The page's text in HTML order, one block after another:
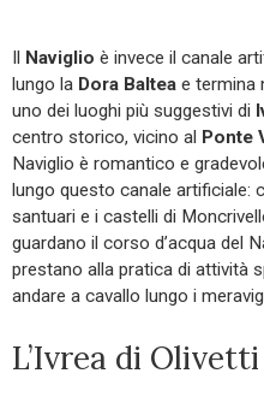
Il Naviglio è invece il canale
lungo la Dora Baltea e termina
uno dei luoghi più suggestivi di
centro storico, vicino al Ponte
Naviglio è romantico e
lungo questo canale artificiale:
santuari e i castelli di
guardano il corso d’acqua del
prestano alla pratica di attività
andare a cavallo lungo i
L’Ivrea di Olivetti